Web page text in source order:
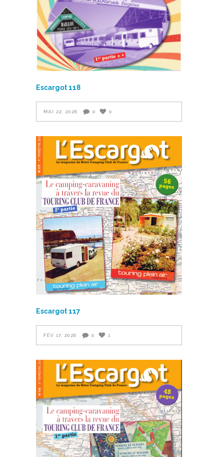
Escargot 118
MAI 22, 2026 0 0
Escargot 117
FÉV 17, 2026 0 1